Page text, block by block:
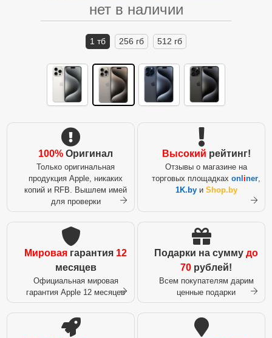
нет в наличии
1 тб 256 гб 512 гб
100% Оригинал
Только оригинальная
продукция Apple, никаких
копий и RFB. Вышлем имей
для проверки
Высокий рейтинг!
Отзывы о магазине на
торговых площадках onl iner,
1K.byи Shop.by
Мировая гарантия 12
месяцев
Официальная мировая
гарантия Apple 12 месяцев
Подарки на сумму до
70 рублей!
Всем покупателям дарим
ценные подарки